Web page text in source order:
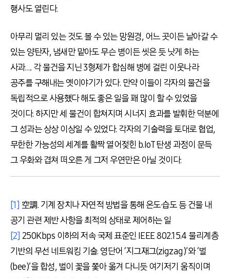
행사도 열린다.
아무리 멀리 있는 것도 볼 수 있는 망원경, 어느 곳이든 날아갈 수
있는 양탄자, 냄새만 맡아도 무슨 병이든 씻은 듯 낫게 하는
사과…. 각 물건을 지닌 3형제가 합심해 병에 걸린 이웃나라
공주를 구해내는 옛이야기가 있다. 만약 이들이 각자의 물건을
독립적으로 사용했다 해도 좋은 일을 꽤 많이 할 수 있었을
것이다. 하지만 세 물건이 합쳐지며 시너지 효과를 발휘한 덕분에
그 성과는 상상 이상일 수 있었다. 각자의 기술력을 토대로 협업,
무한한 가능성의 세계를 활짝 열어젖힌 b.IoT 탄생 과정이 문득
그 우화와 겹쳐 떠오른 게 그저 우연만은 아닐 것이다.
[1] 空調. 기계 장치나 자연적 방법을 통해 온도·습도 등 건물 내
공기 관련 제반 사항을 최적의 상태로 제어하는 일
[2] 250Kbps 이하의 저속 국제 표준인 IEEE 802.15.4 물리계층
기반의 무선 네트워킹 기술. 영단어 ‘지그재그(zigzag)’와 ‘벌
(bee)’을 합성, 벌이 꽃을 쫓아 옮겨 다니듯 여기저기 움직이며